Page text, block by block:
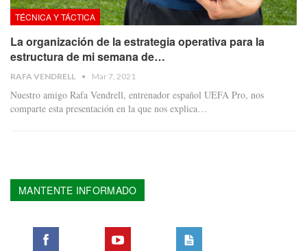
TÉCNICA Y TÁCTICA
La organización de la estrategia operativa para la
estructura de mi semana de…
RAFA VENDRELL Mar 7, 2021
Nuestro amigo Rafa Vendrell, entrenador español UEFA Pro, nos
comparte esta presentación en la que nos explica…
MANTENTE INFORMADO